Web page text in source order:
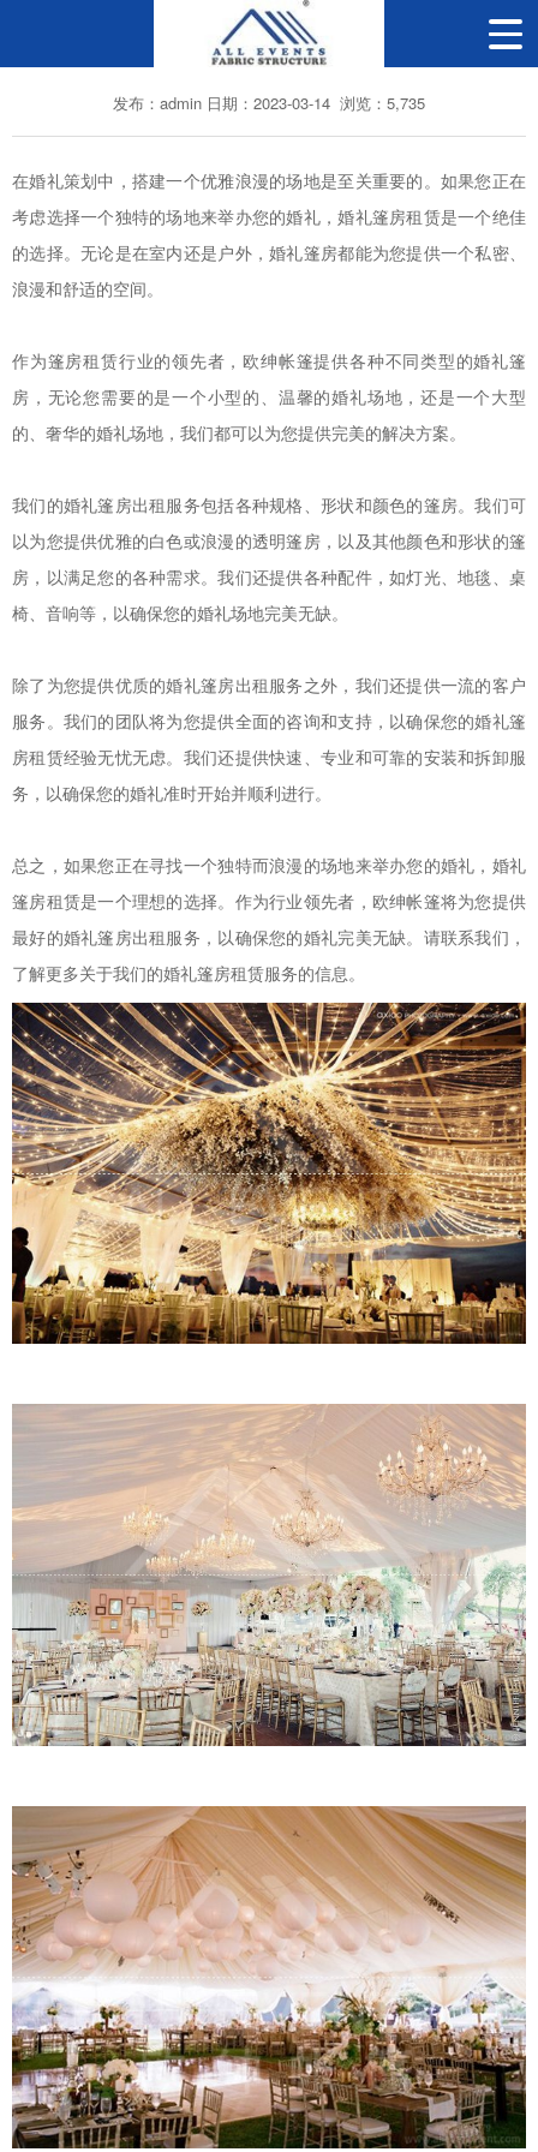
为您的婚礼打造浪漫与温馨的篷房
发布：admin 日期：2023-03-14 浏览：5,735
在婚礼策划中，搭建一个优雅浪漫的场地是至关重要的。如果您正在
考虑选择一个独特的场地来举办您的婚礼，婚礼篷房租赁是一个绝佳
的选择。无论是在室内还是户外，婚礼篷房都能为您提供一个私密、
浪漫和舒适的空间。
作为篷房租赁行业的领先者，欧绅帐篷提供各种不同类型的婚礼篷
房，无论您需要的是一个小型的、温馨的婚礼场地，还是一个大型
的、奢华的婚礼场地，我们都可以为您提供完美的解决方案。
我们的婚礼篷房出租服务包括各种规格、形状和颜色的篷房。我们可
以为您提供优雅的白色或浪漫的透明篷房，以及其他颜色和形状的篷
房，以满足您的各种需求。我们还提供各种配件，如灯光、地毯、桌
椅、音响等，以确保您的婚礼场地完美无缺。
除了为您提供优质的婚礼篷房出租服务之外，我们还提供一流的客户
服务。我们的团队将为您提供全面的咨询和支持，以确保您的婚礼篷
房租赁经验无忧无虑。我们还提供快速、专业和可靠的安装和拆卸服
务，以确保您的婚礼准时开始并顺利进行。
总之，如果您正在寻找一个独特而浪漫的场地来举办您的婚礼，婚礼
篷房租赁是一个理想的选择。作为行业领先者，欧绅帐篷将为您提供
最好的婚礼篷房出租服务，以确保您的婚礼完美无缺。请联系我们，
了解更多关于我们的婚礼篷房租赁服务的信息。